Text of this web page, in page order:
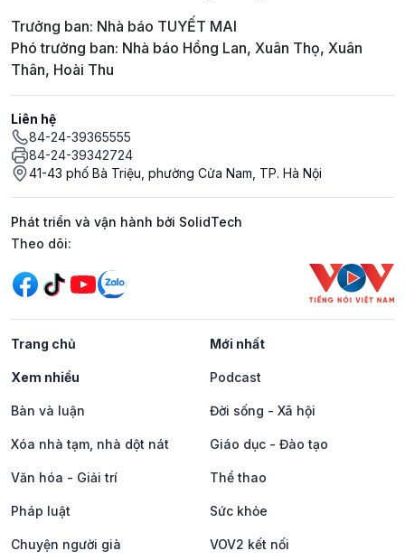
Trưởng ban: Nhà báo TUYẾT MAI
Phó trưởng ban: Nhà báo Hồng Lan, Xuân Thọ, Xuân
Thân, Hoài Thu
Liên hệ
84-24-39365555
84-24-39342724
41-43 phố Bà Triệu, phường Cửa Nam, TP. Hà Nội
Phát triển và vận hành bởi SolidTech
Mạng xã hội
Theo dõi:
Trang chủ Mới nhất
Xem nhiều Podcast
Bàn và luận Đời sống - Xã hội
Xóa nhà tạm, nhà dột nát Giáo dục - Đào tạo
Văn hóa - Giải trí Thể thao
Pháp luật Sức khỏe
Chuyện người già VOV2 kết nối